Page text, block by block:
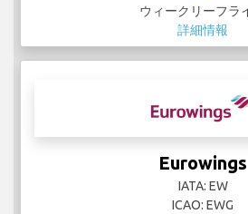
ウィークリーフラ
詳細情報
Eurowings
IATA: EW
ICAO: EWG